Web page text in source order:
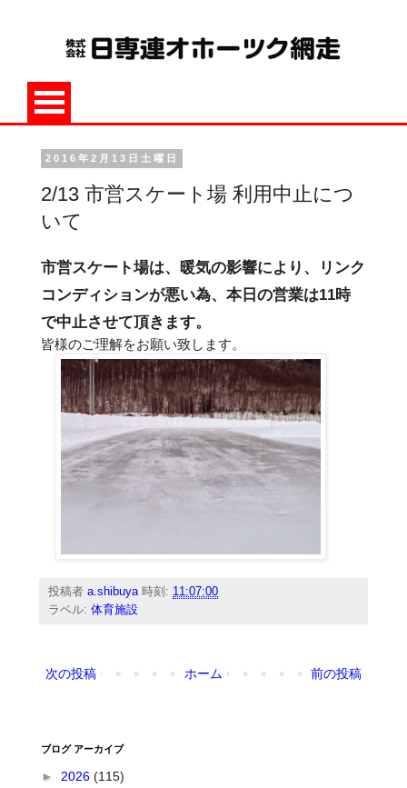
2016年2月13日土曜日
2/13 市営スケート場 利用中止につ
いて
市営スケート場は、暖気の影響により、リンク
コンディションが悪い為、本日の営業は11時
で中止させて頂きます。
皆様のご理解をお願い致します。
投稿者a.shibuya 時刻: 11:07:00
ラベル:体育施設
次の投稿 前の投稿
ホーム
ブログ アーカイブ
►2026(115)